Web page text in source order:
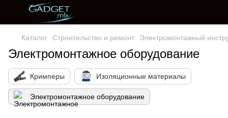
Каталог Строительство и ремонт Электромонтажный
Электромонтажное оборудование
Кримперы Изоляционные материалы
Электромонтажное оборудование